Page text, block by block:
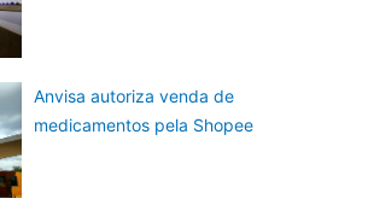
Anvisa autoriza venda de
medicamentos pela Shopee